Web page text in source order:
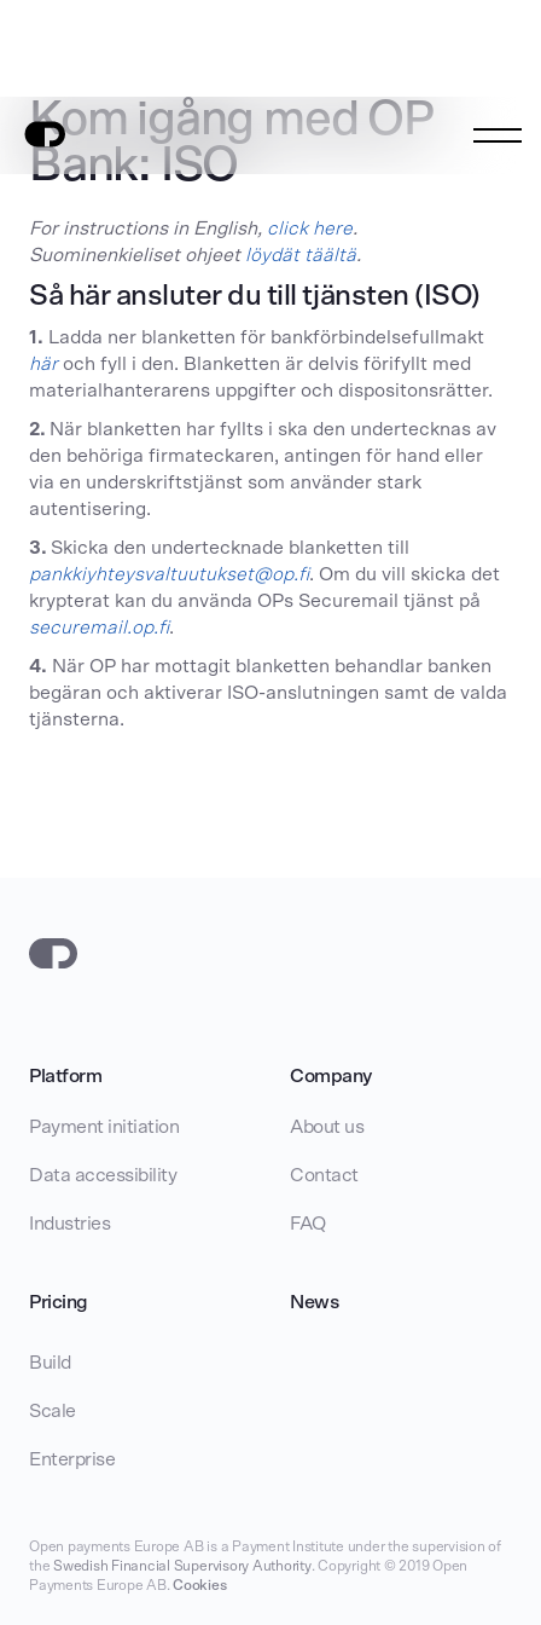
Kom igång med OP
Bank: ISO
For instructions in English, click here.
Suominenkieliset ohjeet löydät täältä.
Så här ansluter du till tjänsten (ISO)
1. Ladda ner blanketten för bankförbindelsefullmakt
häroch fyll i den. Blanketten är delvis förifyllt med
materialhanterarens uppgifter och dispositonsrätter.
2. När blanketten har fyllts i ska den undertecknas av
den behöriga firmateckaren, antingen för hand eller
via en underskriftstjänst som använder stark
autentisering.
3. Skicka den undertecknade blanketten till
pankkiyhteysvaltuutukset@op.fi. Om du vill skicka det
krypterat kan du använda OPs Securemail tjänst på
securemail.op.fi.
4. När OP har mottagit blanketten behandlar banken
begäran och aktiverar ISO-anslutningen samt de valda
tjänsterna.
Platform
Payment initiation
Data accessibility
Industries
Company
About us
Contact
FAQ
Pricing
Build
Scale
Enterprise
News
Open payments Europe AB is a Payment Institute under the supervision of
the Swedish Financial Supervisory Authority. Copyright © 2019 Open
Payments Europe AB.Cookies